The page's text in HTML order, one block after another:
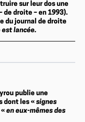
sur leur dos une
droite – en 1993).
du journal de droite
est lancée.
publie une
dont les « signes
en eux-mêmes des